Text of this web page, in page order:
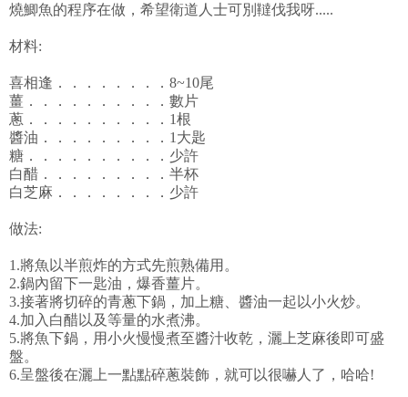
燒鯽魚的程序在做，希望衛道人士可別韃伐我呀.....
材料:
喜相逢．．．．．．．．8~10尾
薑．．．．．．．．．．數片
蔥．．．．．．．．．．1根
醬油．．．．．．．．．1大匙
糖．．．．．．．．．．少許
白醋．．．．．．．．．半杯
白芝麻．．．．．．．．少許
做法:
1.將魚以半煎炸的方式先煎熟備用。
2.鍋內留下一匙油，爆香薑片。
3.接著將切碎的青蔥下鍋，加上糖、醬油一起以小火炒。
4.加入白醋以及等量的水煮沸。
5.將魚下鍋，用小火慢慢煮至醬汁收乾，灑上芝麻後即可盛
盤。
6.呈盤後在灑上一點點碎蔥裝飾，就可以很嚇人了，哈哈!